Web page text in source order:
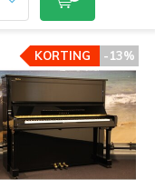
-13%
KORTING -13%
KORTING